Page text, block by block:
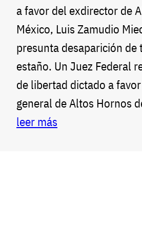
a favor del exdirector de
México, Luis Zamudio
presunta desaparición de
estaño. Un Juez Federal
de libertad dictado a
general de Altos Hornos
leer más